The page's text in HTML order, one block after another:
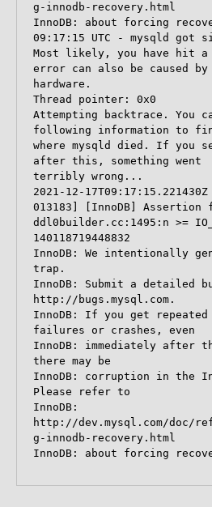
g-innodb-recovery.html
InnoDB: about forcing
09:17:15 UTC - mysqld got
Most likely, you have hit
error can also be caused
hardware.
Thread pointer: 0x0
Attempting backtrace. You
following information to
where mysqld died. If you
after this, something went
terribly wrong...
2021-12-17T09:17:15.221430Z
013183] [InnoDB]
ddl0builder.cc:1495:n >=
140118719448832
InnoDB: We intentionally
trap.
InnoDB: Submit a detailed
http://bugs.mysql.com.
InnoDB: If you get
failures or crashes, even
InnoDB: immediately after
there may be
InnoDB: corruption in the
Please refer to
InnoDB:
http://dev.mysql.com/doc/
g-innodb-recovery.html
InnoDB: about forcing